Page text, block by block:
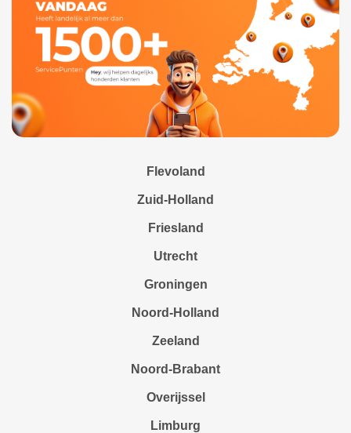
Flevoland
Zuid-Holland
Friesland
Utrecht
Groningen
Noord-Holland
Zeeland
Noord-Brabant
Overijssel
Limburg